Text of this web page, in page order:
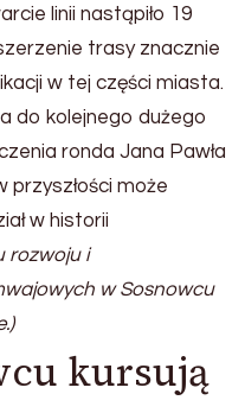
linii nastąpiło 19
trasy znacznie
w tej części miasta.
do kolejnego dużego
ronda Jana Pawła
przyszłości może
w historii
rozwoju i
w Sosnowcu
kursują